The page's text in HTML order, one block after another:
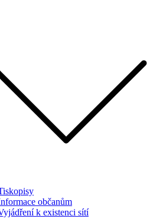
občanům
k existenci sítí